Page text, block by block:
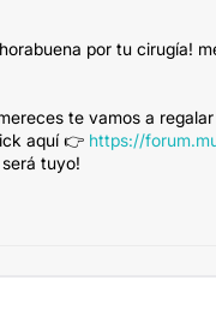
por tu cirugía!
te vamos a
aquí 👉 https://
será tuyo!